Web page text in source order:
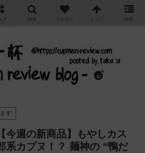
品をレビュー / アレンジするブログ
す
今週の新商品】もやしカス
系カプヌ！？ 麺神の “鴨だ
ア 検索 フォロー トップ 情報